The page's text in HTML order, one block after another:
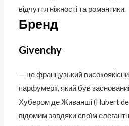
відчуття ніжності та романтики.
Бренд
Givenchy
— це французький
парфумерії, який був
Хубером де Живанші (Hubert
відомим завдяки своїм